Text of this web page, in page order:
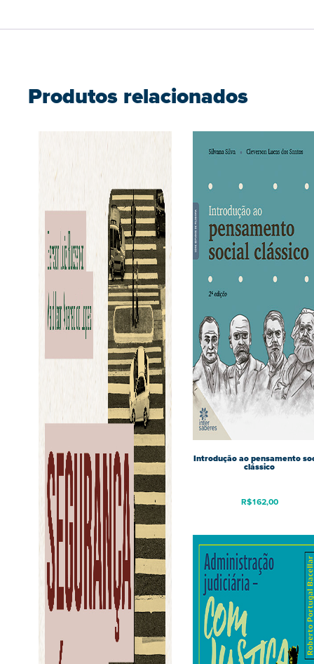
Produtos relacionados
Introdução ao pensamento
clássico
R$162,00